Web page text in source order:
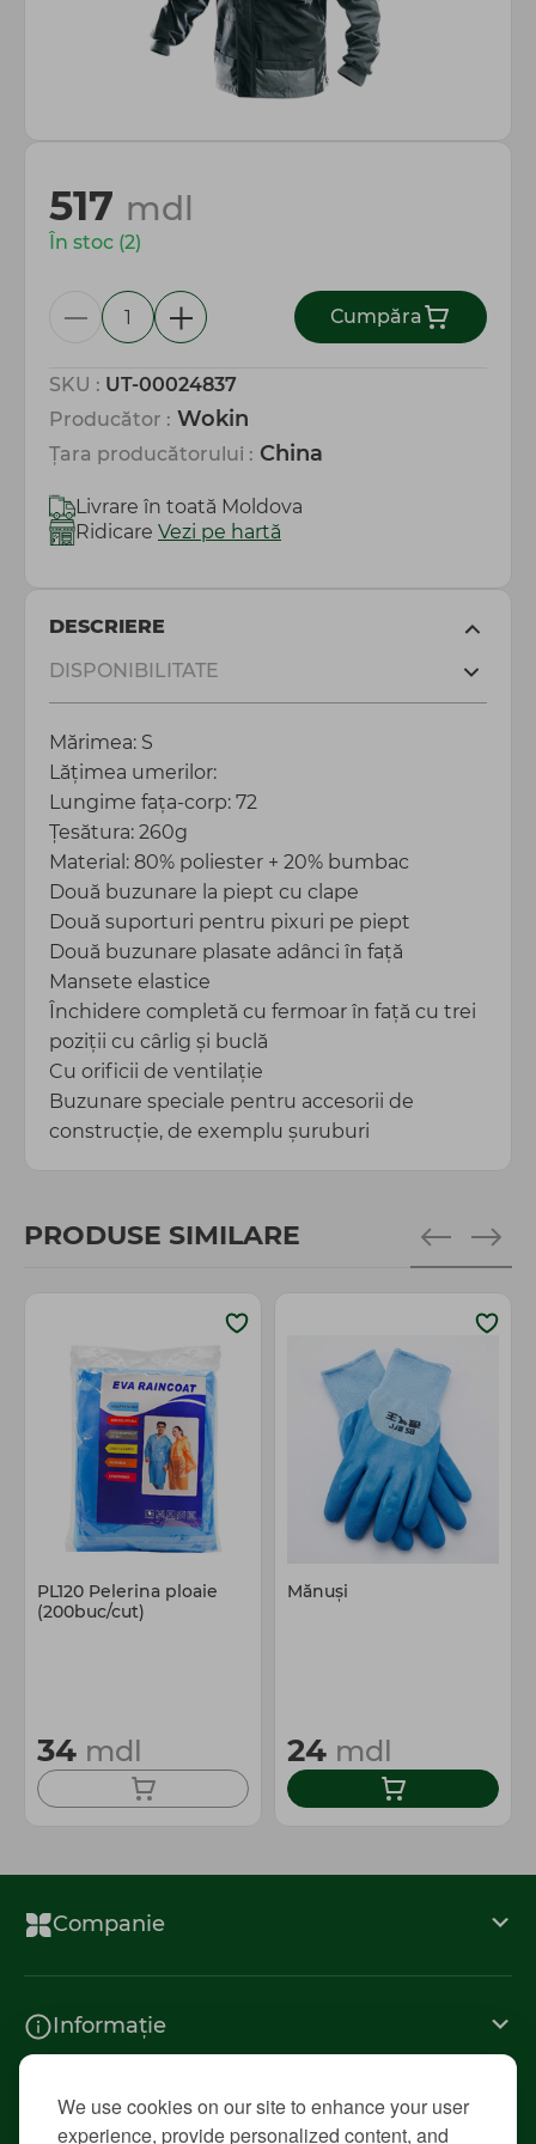
We use cookies on our site to enhance your user
experience, provide personalized content, and
Totul pentru gospodărie
SKU : UT-00024837
Producător : Wokin
Țara producătorului : China
517 mdl
În stoc (2)
Сumpăra
Livrare în toată Moldova
Ridicare Vezi pe hartă
DESCRIERE
DISPONIBILITATE
Mărimea: S
Lățimea umerilor:
Lungime fața-corp: 72
Țesătura: 260g
Material: 80% poliester + 20% bumbac
Două buzunare la piept cu clape
Două suporturi pentru pixuri pe piept
Două buzunare plasate adânci în față
Mansete elastice
Închidere completă cu fermoar în față cu trei
poziții cu cârlig și buclă
Cu orificii de ventilație ​
Buzunare speciale pentru accesorii de
construcție, de exemplu șuruburi
PRODUSE SIMILARE
PL120 Pelerina ploaie
(200buc/cut)
34 mdl
Mănuși
24 mdl
Companie
Informație
Contacte